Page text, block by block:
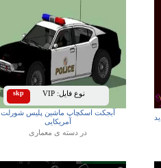
skp نوع فایل: VIP
آبجکت اسکچاپ ماشین پلیس شورلت
آمریکایی
در دسته ی معماری